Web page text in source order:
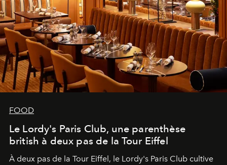
FOOD
Le Lordy's Paris Club, une parenthèse
british à deux pas de la Tour Eiffel
À deux pas de la Tour Eiffel, le Lordy's Paris Club cultive